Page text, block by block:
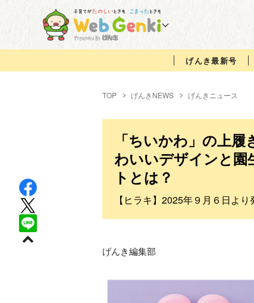
げんき最新号
TOP げんきNEWS げんきニュース
「ちいかわ」の上
わいいデザインと園
トとは？
【ヒラキ】2025年９月６日よ
げんき編集部